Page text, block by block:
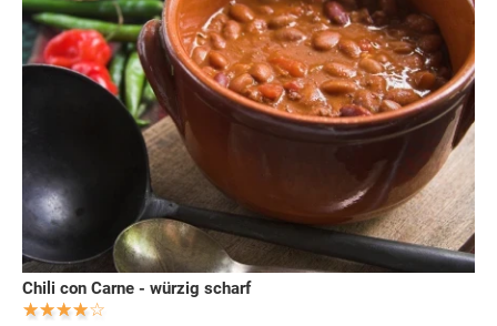
Chili con Carne - würzig scharf